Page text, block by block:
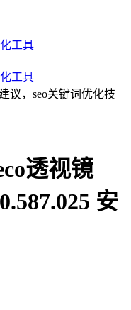
工具
工具
议，seo关键词优化技
透视镜
安